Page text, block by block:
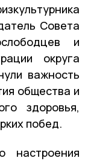
Совета
и
округа
важность
общества и
здоровья,
побед.
настроения